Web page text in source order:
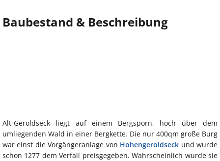
Baubestand & Beschreibung
Alt-Geroldseck liegt auf einem Bergsporn, hoch über dem
umliegenden Wald in einer Bergkette. Die nur 400qm große Burg
war einst die Vorgängeranlage von Hohengeroldseck und wurde
schon 1277 dem Verfall preisgegeben. Wahrscheinlich wurde sie